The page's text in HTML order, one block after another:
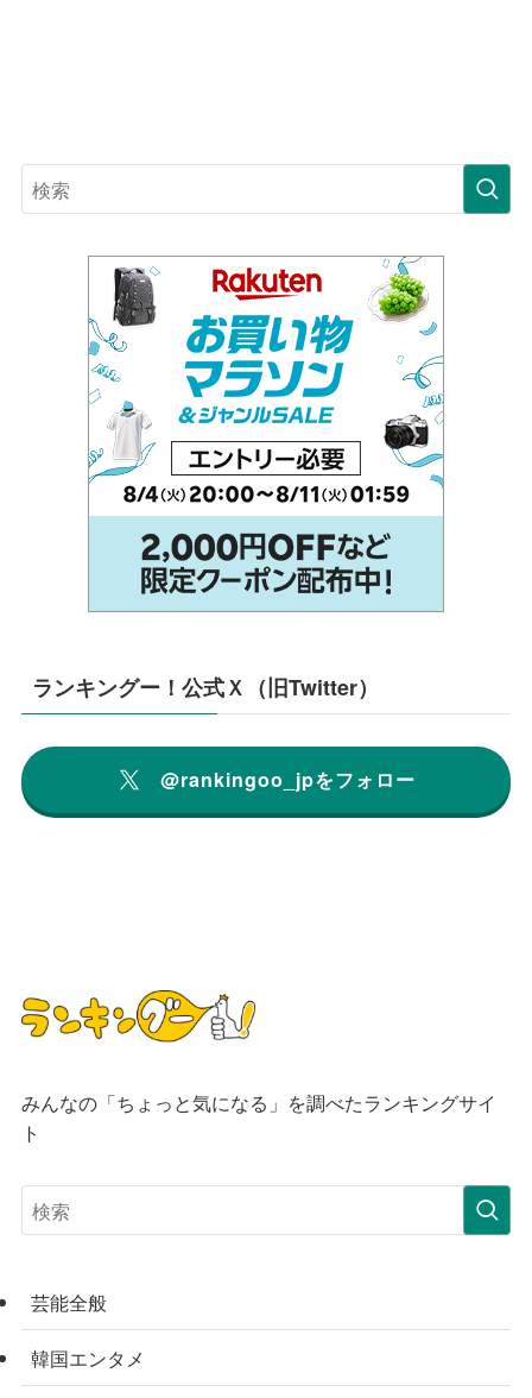
ランキングー！公式Ｘ（旧Twitter）
@rankingoo_jpをフォロー
みんなの「ちょっと気になる」を調べたランキングサイ
ト
芸能全般
韓国エンタメ